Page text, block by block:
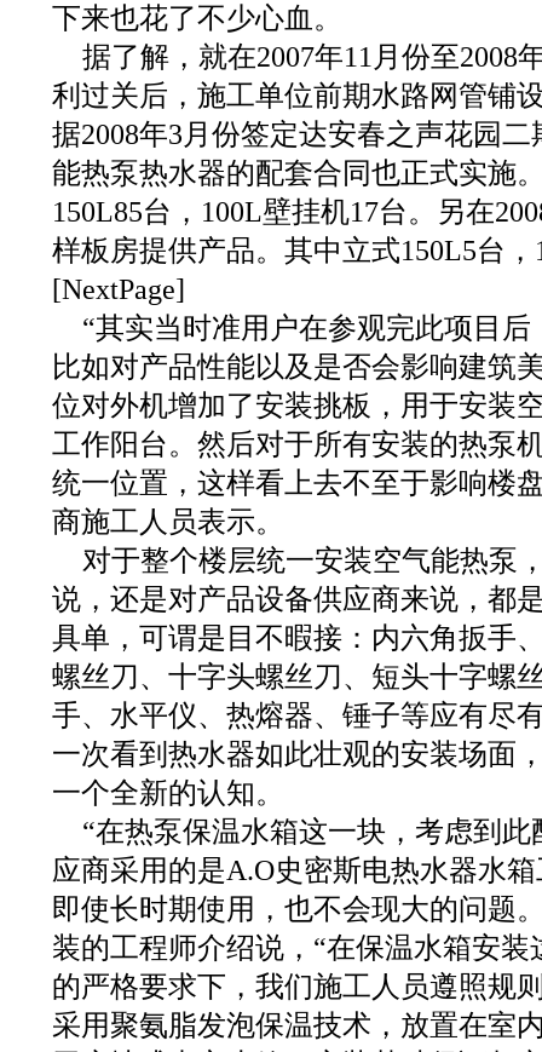
下来也花了不少心血。
据了解，就在2007年11月份至2008
利过关后，施工单位前期水路网管铺
据2008年3月份签定达安春之声花园
能热泵热水器的配套合同也正式实施
150L85台，100L壁挂机17台。另在
样板房提供产品。其中立式150L5台
[NextPage]
“其实当时准用户在参观完此项目
比如对产品性能以及是否会影响建筑
位对外机增加了安装挑板，用于安装
工作阳台。然后对于所有安装的热泵
统一位置，这样看上去不至于影响楼
商施工人员表示。
对于整个楼层统一安装空气能热泵
说，还是对产品设备供应商来说，都
具单，可谓是目不暇接：内六角扳手
螺丝刀、十字头螺丝刀、短头十字螺
手、水平仪、热熔器、锤子等应有尽
一次看到热水器如此壮观的安装场面
一个全新的认知。
“在热泵保温水箱这一块，考虑到
应商采用的是A.O史密斯电热水器水
即使长时期使用，也不会现大的问题
装的工程师介绍说，“在保温水箱安
的严格要求下，我们施工人员遵照规
采用聚氨脂发泡保温技术，放置在室